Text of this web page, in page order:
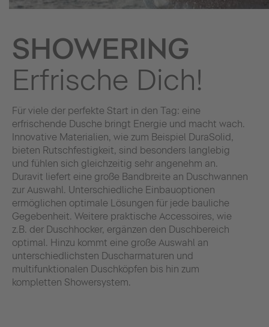
SHOWERING
Erfrische Dich!
Für viele der perfekte Start in den Tag: eine
erfrischende Dusche bringt Energie und macht wach.
Innovative Materialien, wie zum Beispiel DuraSolid,
bieten Rutschfestigkeit, sind besonders langlebig
und fühlen sich gleichzeitig sehr angenehm an.
Duravit liefert eine große Bandbreite an Duschwannen
zur Auswahl. Unterschiedliche Einbauoptionen
ermöglichen optimale Lösungen für jede bauliche
Gegebenheit. Weitere praktische Accessoires, wie
z.B. der Duschhocker, ergänzen den Duschbereich
optimal. Hinzu kommt eine große Auswahl an
unterschiedlichsten Duscharmaturen und
multifunktionalen Duschköpfen bis hin zum
kompletten Showersystem.